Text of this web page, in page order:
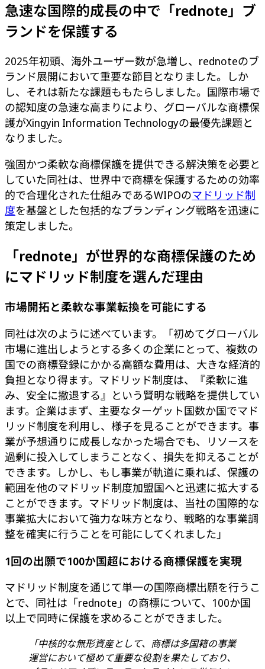
急速な国際的成長の中で「rednote」ブ
ランドを保護する
2025年初頭、海外ユーザー数が急増し、rednoteのブ
ランド展開において重要な節目となりました。しか
し、それは新たな課題ももたらしました。国際市場で
の認知度の急速な高まりにより、グローバルな商標保
護がXingyin Information Technologyの最優先課題と
なりました。
強固かつ柔軟な商標保護を提供できる解決策を必要と
していた同社は、世界中で商標を保護するための効率
的で合理化された仕組みであるWIPOのマドリッド制
度を基盤とした包括的なブランディング戦略を迅速に
策定しました。
「rednote」が世界的な商標保護のため
にマドリッド制度を選んだ理由
市場開拓と柔軟な事業転換を可能にする
同社は次のように述べています。「初めてグローバル
市場に進出しようとする多くの企業にとって、複数の
国での商標登録にかかる高額な費用は、大きな経済的
負担となり得ます。マドリッド制度は、『柔軟に進
み、安全に撤退する』という賢明な戦略を提供してい
ます。企業はまず、主要なターゲット国数か国でマド
リッド制度を利用し、様子を見ることができます。事
業が予想通りに成長しなかった場合でも、リソースを
過剰に投入してしまうことなく、損失を抑えることが
できます。しかし、もし事業が軌道に乗れば、保護の
範囲を他のマドリッド制度加盟国へと迅速に拡大する
ことができます。マドリッド制度は、当社の国際的な
事業拡大において強力な味方となり、戦略的な事業調
整を確実に行うことを可能にしてくれました」
1回の出願で100か国超における商標保護を実現
マドリッド制度を通じて単一の国際商標出願を行うこ
とで、同社は「rednote」の商標について、100か国
以上で同時に保護を求めることができました。
「中核的な無形資産として、商標は多国籍の事業
運営において極めて重要な役割を果たしており、